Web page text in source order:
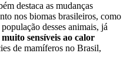
destaca as mudanças
nos biomas brasileiros, como
desses animais, já
sensíveis ao calor
de mamíferos no Brasil,